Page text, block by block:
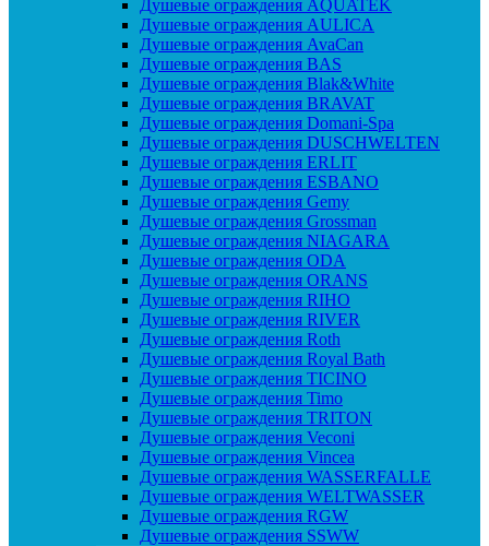
Душевые ограждения AQUATEK
Душевые ограждения AULICA
Душевые ограждения AvaCan
Душевые ограждения BAS
Душевые ограждения Blak&White
Душевые ограждения BRAVAT
Душевые ограждения Domani-Spa
Душевые ограждения DUSCHWELTEN
Душевые ограждения ERLIT
Душевые ограждения ESBANO
Душевые ограждения Gemy
Душевые ограждения Grossman
Душевые ограждения NIAGARA
Душевые ограждения ODA
Душевые ограждения ORANS
Душевые ограждения RIHO
Душевые ограждения RIVER
Душевые ограждения Roth
Душевые ограждения Royal Bath
Душевые ограждения TICINO
Душевые ограждения Timo
Душевые ограждения TRITON
Душевые ограждения Veconi
Душевые ограждения Vincea
Душевые ограждения WASSERFALLE
Душевые ограждения WELTWASSER
Душевые ограждения RGW
Душевые ограждения SSWW